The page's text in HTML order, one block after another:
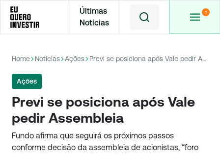
Últimas
Notícias
Home Notícias Ações Previ se posiciona após Vale pedir Assembleia
Ações
Previ se posiciona após Vale
pedir Assembleia
Fundo afirma que seguirá os próximos passos
conforme decisão da assembleia de acionistas, “foro